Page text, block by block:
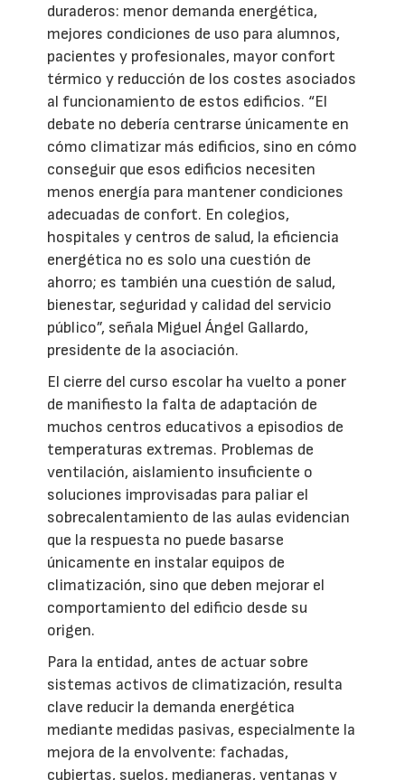
duraderos: menor demanda energética,
mejores condiciones de uso para alumnos,
pacientes y profesionales, mayor confort
térmico y reducción de los costes asociados
al funcionamiento de estos edificios. “El
debate no debería centrarse únicamente en
cómo climatizar más edificios, sino en cómo
conseguir que esos edificios necesiten
menos energía para mantener condiciones
adecuadas de confort. En colegios,
hospitales y centros de salud, la eficiencia
energética no es solo una cuestión de
ahorro; es también una cuestión de salud,
bienestar, seguridad y calidad del servicio
público”, señala Miguel Ángel Gallardo,
presidente de la asociación.
El cierre del curso escolar ha vuelto a poner
de manifiesto la falta de adaptación de
muchos centros educativos a episodios de
temperaturas extremas. Problemas de
ventilación, aislamiento insuficiente o
soluciones improvisadas para paliar el
sobrecalentamiento de las aulas evidencian
que la respuesta no puede basarse
únicamente en instalar equipos de
climatización, sino que deben mejorar el
comportamiento del edificio desde su
origen.
Para la entidad, antes de actuar sobre
sistemas activos de climatización, resulta
clave reducir la demanda energética
mediante medidas pasivas, especialmente la
mejora de la envolvente: fachadas,
cubiertas, suelos, medianeras, ventanas y